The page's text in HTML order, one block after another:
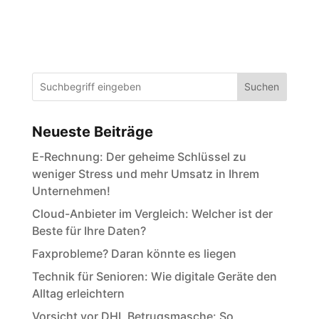
Suchen
Neueste Beiträge
E-Rechnung: Der geheime Schlüssel zu
weniger Stress und mehr Umsatz in Ihrem
Unternehmen!
Cloud-Anbieter im Vergleich: Welcher ist der
Beste für Ihre Daten?
Faxprobleme? Daran könnte es liegen
Technik für Senioren: Wie digitale Geräte den
Alltag erleichtern
Vorsicht vor DHL Betrugsmasche: So